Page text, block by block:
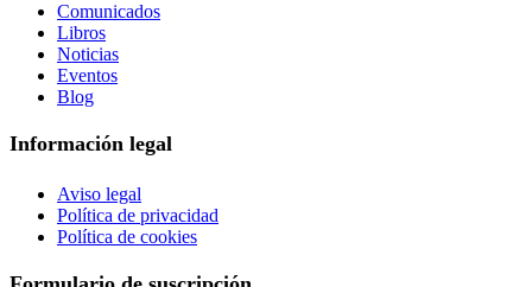
Comunicados
Libros
Noticias
Eventos
Blog
Información legal
Aviso legal
Política de privacidad
Política de cookies